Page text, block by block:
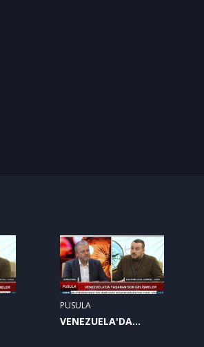
PUSULA
VENEZUELA'DA